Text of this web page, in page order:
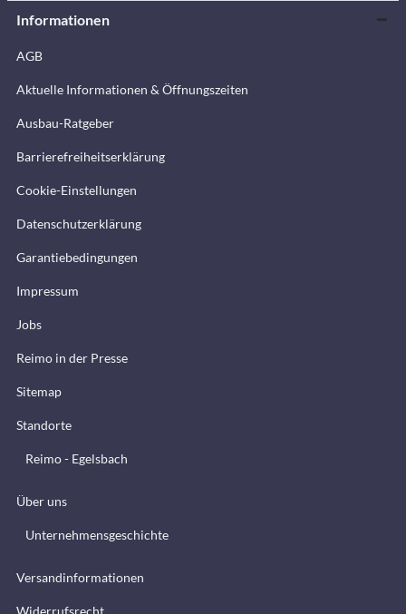
Informationen
AGB
Aktuelle Informationen & Öffnungszeiten
Ausbau-Ratgeber
Barrierefreiheitserklärung
Cookie-Einstellungen
Datenschutzerklärung
Garantiebedingungen
Impressum
Jobs
Reimo in der Presse
Sitemap
Standorte
Reimo - Egelsbach
Über uns
Unternehmensgeschichte
Versandinformationen
Widerrufsrecht